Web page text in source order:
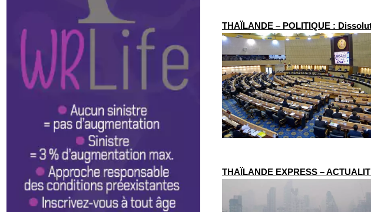
THAÏLANDE – POLITIQUE :
THAÏLANDE EXPRESS –